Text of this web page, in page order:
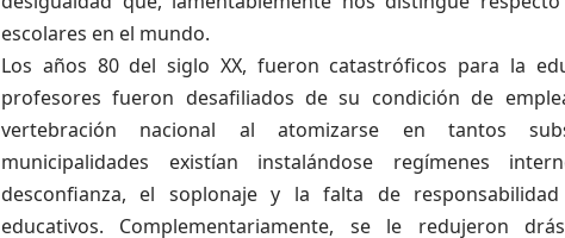
escolares en el mundo.
Los años 80 del siglo XX, fueron catastróficos para la
profesores fueron desafiliados de su condición de
vertebración nacional al atomizarse en tantos
municipalidades existían instalándose regímenes
desconfianza, el soplonaje y la falta de
educativos. Complementariamente, se le redujeron